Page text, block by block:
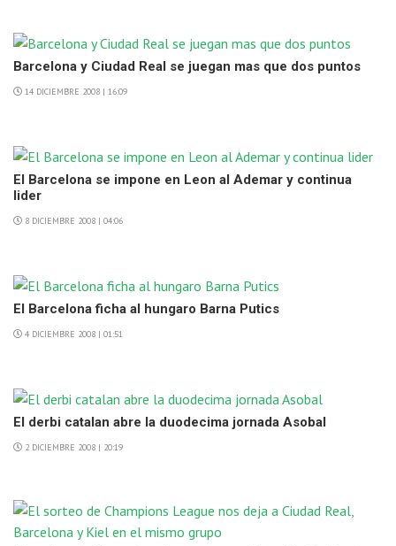
Barcelona y Ciudad Real se juegan mas que dos puntos
14 DICIEMBRE 2008 | 16:09
El Barcelona se impone en Leon al Ademar y continua
lider
8 DICIEMBRE 2008 | 04:06
El Barcelona ficha al hungaro Barna Putics
4 DICIEMBRE 2008 | 01:51
El derbi catalan abre la duodecima jornada Asobal
2 DICIEMBRE 2008 | 20:19